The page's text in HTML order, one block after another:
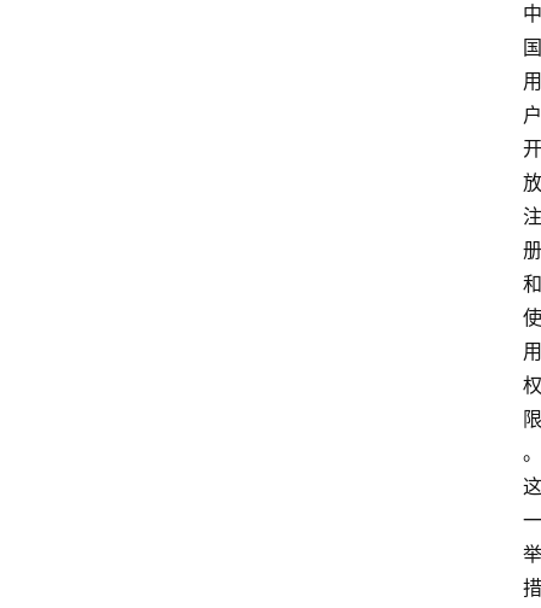
中
国
用
户
开
放
注
册
和
使
用
权
限
。
这
一
举
措